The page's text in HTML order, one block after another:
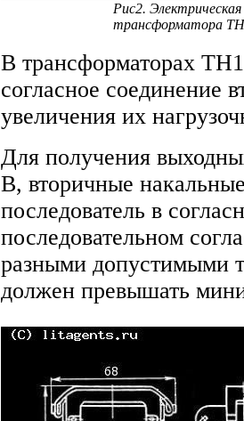
Рис2. Электрическая
трансформатора
В трансформаторах
согласное соединение
увеличения их
Для получения
В, вторичные
последователь в
последовательном
разными допустимыми
должен превышать